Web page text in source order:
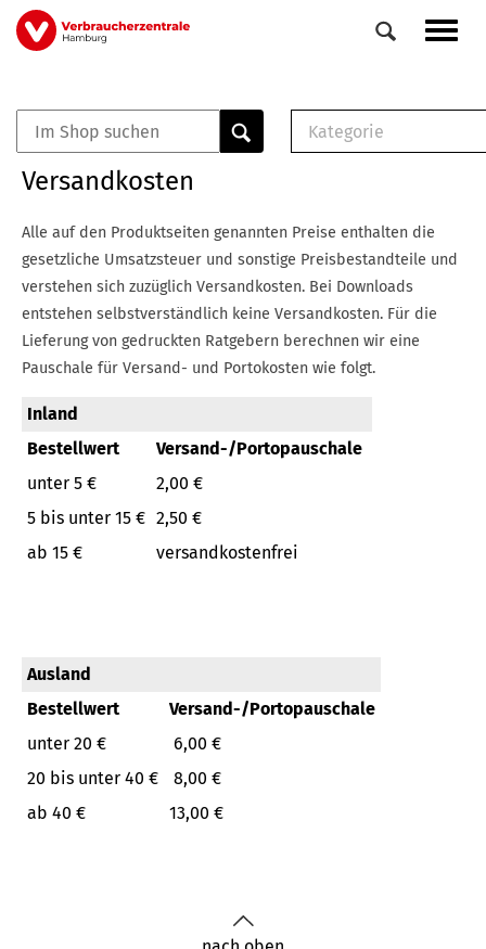
Direkt
zum
Veranstaltungen
0
Kategorie
E-Broschüre
Checklisten (PDF)
Broschüre
Buch
Versandkosten
Alle auf den Produktseiten genannten Preise enthalten die
gesetzliche Umsatzsteuer und sonstige Preisbestandteile und
verstehen sich zuzüglich Versandkosten. Bei Downloads
entstehen selbstverständlich keine Versandkosten. Für die
Lieferung von gedruckten Ratgebern berechnen wir eine
Pauschale für Versand- und Portokosten wie folgt.
Inland
Bestellwert
Versand-/Portopauschale
unter 5 €
2,00 €
5 bis unter 15 € 2,50 €
ab 15 €
versandkostenfrei
Ausland
Bestellwert
Versand-/Portopauschale
unter 20 €
6,00 €
20 bis unter 40 €
8,00 €
ab 40 €
13,00 €